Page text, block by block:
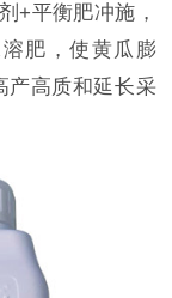
+平衡肥冲施，
肥 ，使黄瓜膨
产高质和延长采